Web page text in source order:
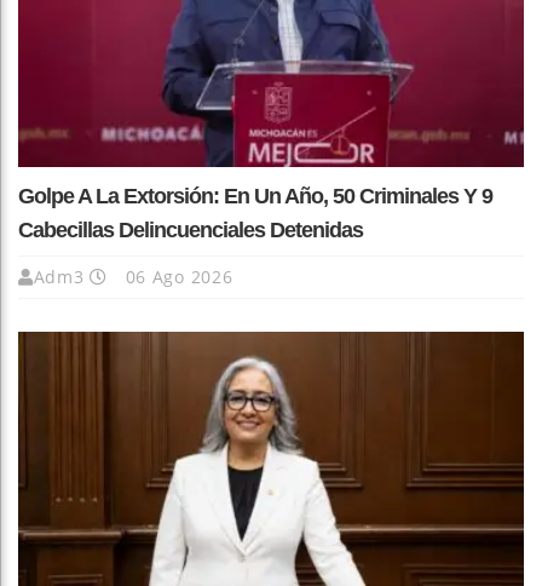
Golpe A La Extorsión: En Un Año, 50 Criminales Y 9
Cabecillas Delincuenciales Detenidas
Adm3 06 Ago 2026